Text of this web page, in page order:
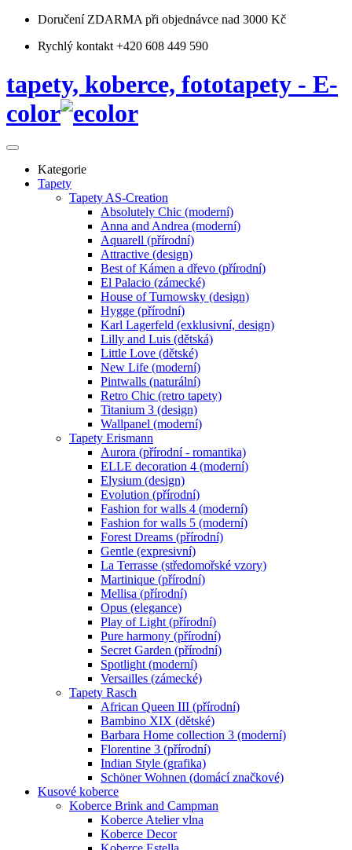
Doručení ZDARMA při objednávce nad 3000 Kč
Rychlý kontakt +420 608 449 590
tapety, koberce, fototapety - E-
color
Kategorie
Tapety
Tapety AS-Creation
Absolutely Chic (moderní)
Anna and Andrea (moderní)
Aquarell (přírodní)
Attractive (design)
Best of Kámen a dřevo (přírodní)
El Palacio (zámecké)
House of Turnowsky (design)
Hygge (přírodní)
Karl Lagerfeld (exklusivní, design)
Lilly and Luis (dětská)
Little Love (dětské)
New Life (moderní)
Pintwalls (naturální)
Retro Chic (retro tapety)
Titanium 3 (design)
Wallpanel (moderní)
Tapety Erismann
Aurora (přírodní - romantika)
ELLE decoration 4 (moderní)
Elysium (design)
Evolution (přírodní)
Fashion for walls 4 (moderní)
Fashion for walls 5 (moderní)
Forest Dreams (přírodní)
Gentle (expresivní)
La Terrasse (středomořské vzory)
Martinique (přírodní)
Mellisa (přírodní)
Opus (elegance)
Play of Light (přírodní)
Pure harmony (přírodní)
Secret Garden (přírodní)
Spotlight (moderní)
Versailles (zámecké)
Tapety Rasch
African Queen III (přírodní)
Bambino XIX (dětské)
Barbara Home collection 3 (moderní)
Florentine 3 (přírodní)
Indian Style (grafika)
Schöner Wohnen (domácí značkové)
Kusové koberce
Koberce Brink and Campman
Koberce Atelier vlna
Koberce Decor